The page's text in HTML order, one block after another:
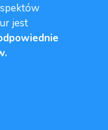
jest